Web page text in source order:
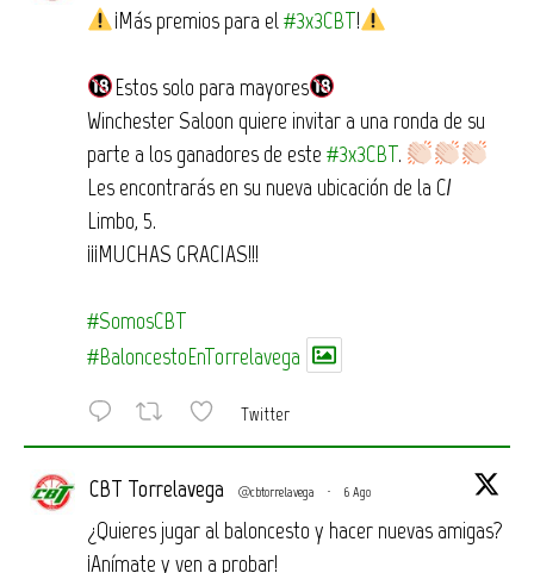
¡Más premios para el #3x3CBT!
Estos solo para mayores
Winchester Saloon quiere invitar a una ronda de su
parte a los ganadores de este #3x3CBT.
Les encontrarás en su nueva ubicación de la C/
Limbo, 5.
¡¡¡MUCHAS GRACIAS!!!
#SomosCBT
#BaloncestoEnTorrelavega
Twitter
CBT Torrelavega @cbtorrelavega · 6 Ago
¿Quieres jugar al baloncesto y hacer nuevas amigas?
¡Anímate y ven a probar!